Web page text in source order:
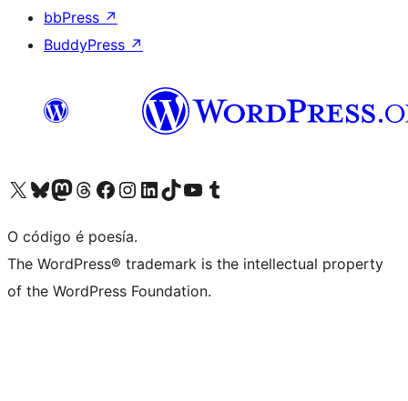
bbPress ↗
BuddyPress ↗
Visita la cuenta de X (anteriormente Twitter)
Visita a nosa conta de Bluesky
Visita a nosa conta de Mastodon
Visita a nosa conta de Threads
Visita a nosa páxina de Facebook
Visita a nosa conta de Instagram
Visita a nosa conta de LinkedIn
Visita a nosa conta de TikTok
Visita a nosa canle de YouTube
Visita a nosa conta de Tumblr
O código é poesía.
The WordPress® trademark is the intellectual property
of the WordPress Foundation.